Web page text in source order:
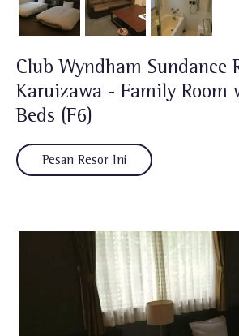
Club Wyndham Sundance
Karuizawa - Family Room
Beds (F6)
Pesan Resor Ini